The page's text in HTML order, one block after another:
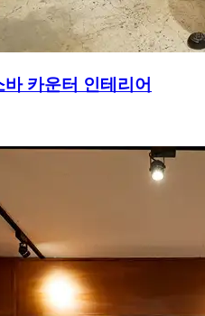
카운터 인테리어